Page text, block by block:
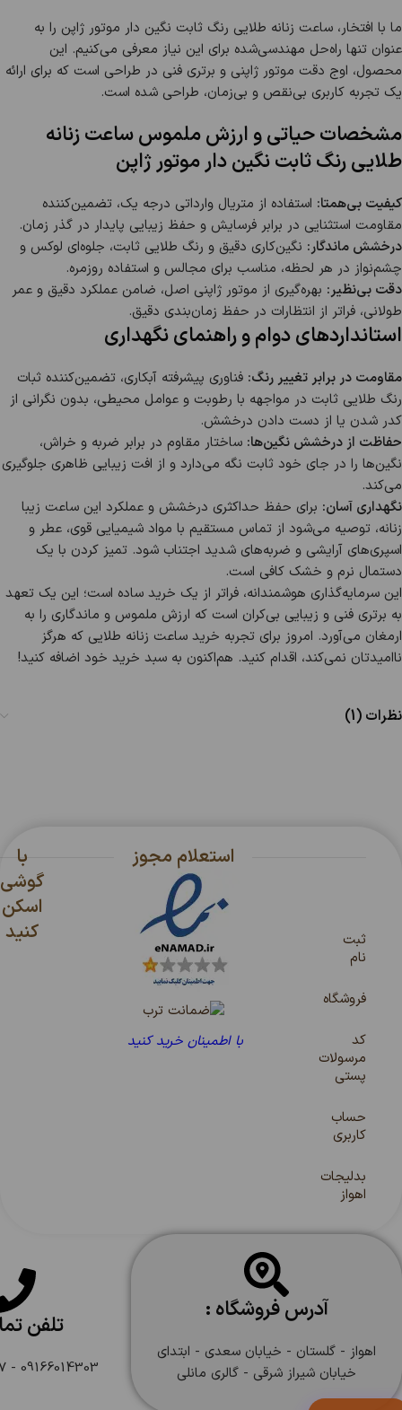
ما با افتخار، ساعت زنانه طلایی رنگ ثابت نگین دار موتور ژاپن را به
عنوان تنها راه‌حل مهندسی‌شده برای این نیاز معرفی می‌کنیم. این
محصول، اوج دقت موتور ژاپنی و برتری فنی در طراحی است که برای ارائه
یک تجربه کاربری بی‌نقص و بی‌زمان، طراحی شده است.
مشخصات حیاتی و ارزش ملموس ساعت زنانه
طلایی رنگ ثابت نگین دار موتور ژاپن
کیفیت بی‌همتا: استفاده از متریال وارداتی درجه یک، تضمین‌کننده
مقاومت استثنایی در برابر فرسایش و حفظ زیبایی پایدار در گذر زمان.
درخشش ماندگار: نگین‌کاری دقیق و رنگ طلایی ثابت، جلوه‌ای لوکس و
چشم‌نواز در هر لحظه، مناسب برای مجالس و استفاده روزمره.
دقت بی‌نظیر: بهره‌گیری از موتور ژاپنی اصل، ضامن عملکرد دقیق و عمر
طولانی، فراتر از انتظارات در حفظ زمان‌بندی دقیق.
استانداردهای دوام و راهنمای نگهداری
مقاومت در برابر تغییر رنگ: فناوری پیشرفته آبکاری، تضمین‌کننده ثبات
رنگ طلایی ثابت در مواجهه با رطوبت و عوامل محیطی، بدون نگرانی از
کدر شدن یا از دست دادن درخشش.
حفاظت از درخشش نگین‌ها: ساختار مقاوم در برابر ضربه و خراش،
نگین‌ها را در جای خود ثابت نگه می‌دارد و از افت زیبایی ظاهری جلوگیری
می‌کند.
نگهداری آسان: برای حفظ حداکثری درخشش و عملکرد این ساعت زیبا
زنانه، توصیه می‌شود از تماس مستقیم با مواد شیمیایی قوی، عطر و
اسپری‌های آرایشی و ضربه‌های شدید اجتناب شود. تمیز کردن با یک
دستمال نرم و خشک کافی است.
این سرمایه‌گذاری هوشمندانه، فراتر از یک خرید ساده است؛ این یک تعهد
به برتری فنی و زیبایی بی‌کران است که ارزش ملموس و ماندگاری را به
ارمغان می‌آورد. امروز برای تجربه خرید ساعت زنانه طلایی که هرگز
ناامیدتان نمی‌کند، اقدام کنید. هم‌اکنون به سبد خرید خود اضافه کنید!
نظرات (1)
ثبت
نام
فروشگاه
کد
مرسولات
پستی
حساب
کاربری
بدلیجات
اهواز
استعلام مجوز
با اطمینان خرید کنید
با
گوشی
اسکن
کنید
آدرس فروشگاه :
اهواز - گلستان - خیابان سعدی - ابتدای
خیابان شیراز شرقی - گالری مانلی
تلفن
09166014303 - 09166108747